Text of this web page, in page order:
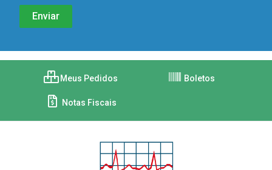
Meus Pedidos Boletos
Notas Fiscais